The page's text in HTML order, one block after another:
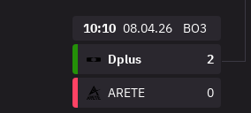
10:10 08.04.26
BO3
Dplus
2
ARETE 0